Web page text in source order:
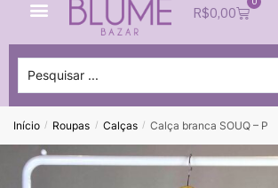
R$0,00
Início / Roupas / Calças / Calça branca SOUQ – P